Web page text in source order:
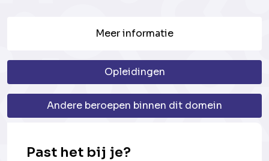
Meer informatie
Opleidingen
Andere beroepen binnen dit domein
Past het bij je?